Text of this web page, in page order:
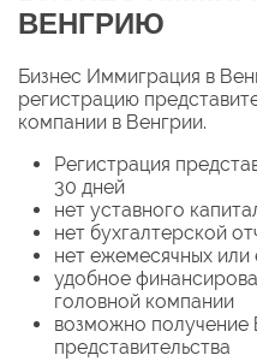
ВЕНГРИЮ
Бизнес Иммиграция в
регистрацию
компании в Венгрии.
Регистрация
30 дней
нет уставного
нет бухгалтерской
нет ежемесячных
удобное
головной компании
возможно
представительства